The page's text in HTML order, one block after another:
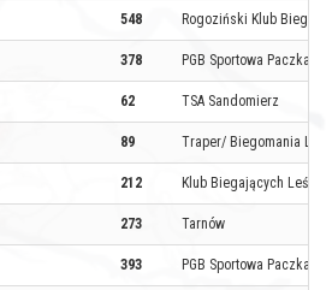
548 Rogoziński Klub
378 PGB Sportowa Paczka
62 TSA Sandomierz
89 Traper/ Biegomania
212 Klub Biegających
273 Tarnów
393 PGB Sportowa Paczka